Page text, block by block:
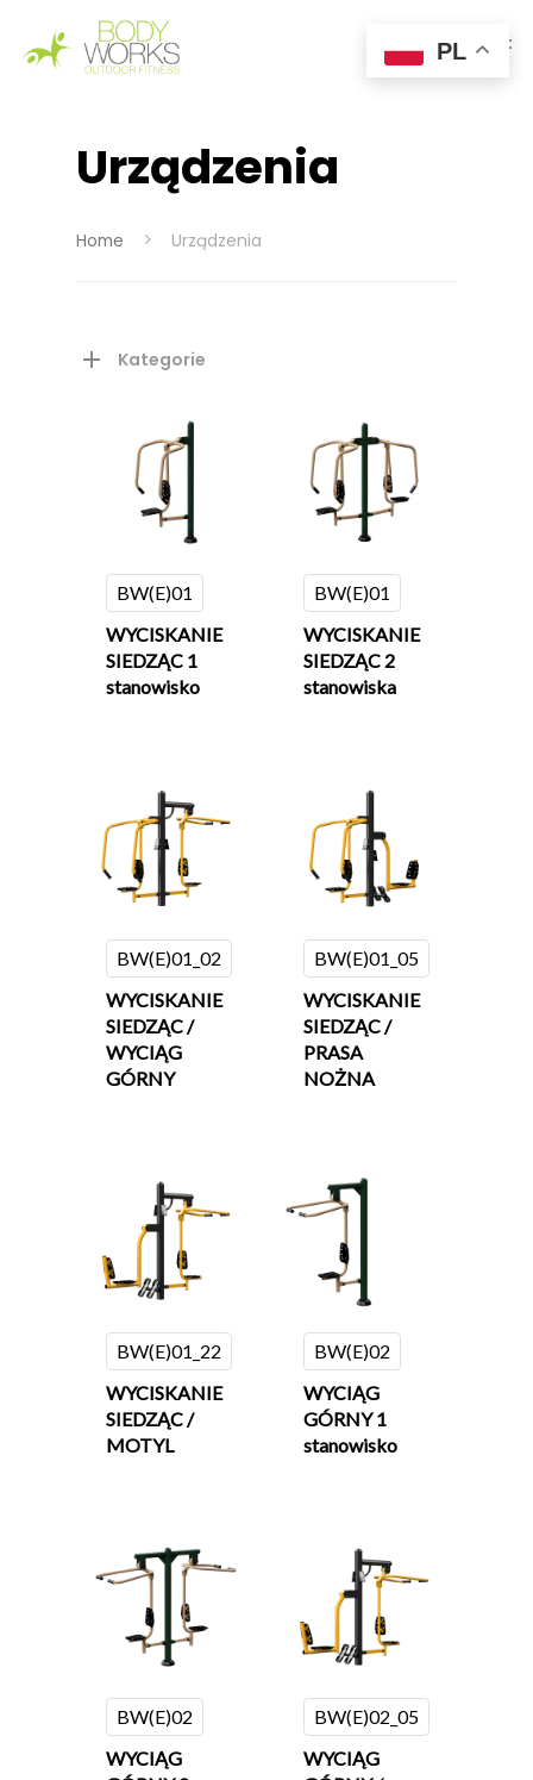
Hit enter to search or ESC to close
Urządzenia
Home Urządzenia
Kategorie
BW(E)01
WYCISKANIE
SIEDZĄC 1
stanowisko
BW(E)01
WYCISKANIE
SIEDZĄC 2
stanowiska
BW(E)01_02
WYCISKANIE
SIEDZĄC /
WYCIĄG
GÓRNY
BW(E)01_05
WYCISKANIE
SIEDZĄC /
PRASA
NOŻNA
BW(E)01_22
WYCISKANIE
SIEDZĄC /
MOTYL
BW(E)02
WYCIĄG
GÓRNY 1
stanowisko
BW(E)02
WYCIĄG
BW(E)02_05
WYCIĄG
PL